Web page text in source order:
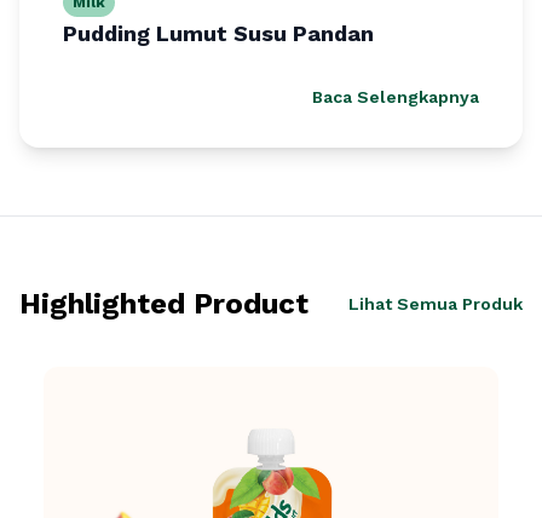
Pudding Lumut Susu Pandan
Baca Selengkapnya
Highlighted Product Lihat Semua Produk